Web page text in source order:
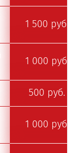
1 500 руб.
1 000 руб.
500 руб.
1 000 руб.